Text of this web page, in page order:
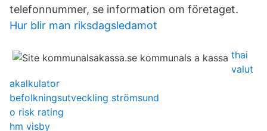
telefonnummer, se information om företaget.
Hur blir man riksdagsledamot
thai
valut
akalkulator
befolkningsutveckling strömsund
o risk rating
hm visby